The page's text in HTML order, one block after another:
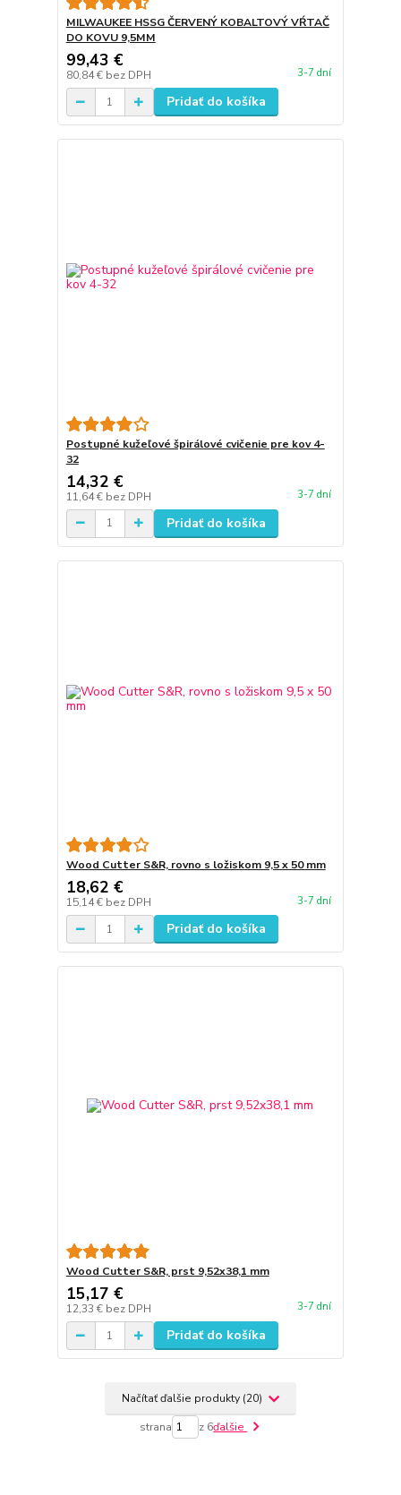
MILWAUKEE HSSG ČERVENÝ KOBALTOVÝ VŔTAČ
DO KOVU 9,5MM
99,43 €
80,84 € bez DPH 3-7 dní
Pridať do košíka
Postupné kužeľové špirálové cvičenie pre kov 4-
32
14,32 €
11,64 € bez DPH 3-7 dní
Pridať do košíka
Wood Cutter S&R, rovno s ložiskom 9,5 x 50 mm
18,62 €
15,14 € bez DPH 3-7 dní
Pridať do košíka
Wood Cutter S&R, prst 9,52x38,1 mm
15,17 €
12,33 € bez DPH 3-7 dní
Pridať do košíka
Načítať ďalšie produkty (20)
strana z 6ďalšie